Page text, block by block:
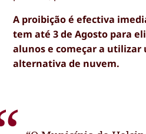
A proibição é efectiva
tem até 3 de Agosto para
alunos e começar a utilizar
alternativa de nuvem.